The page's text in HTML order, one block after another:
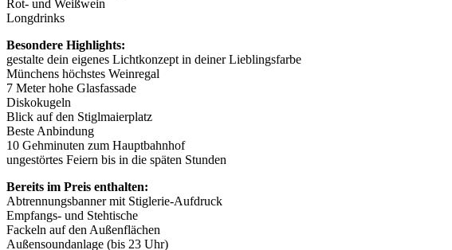
Rot- und Weißwein
Longdrinks
Besondere Highlights:
gestalte dein eigenes Lichtkonzept in deiner Lieblingsfarbe
Münchens höchstes Weinregal
7 Meter hohe Glasfassade
Diskokugeln
Blick auf den Stiglmaierplatz
Beste Anbindung
10 Gehminuten zum Hauptbahnhof
ungestörtes Feiern bis in die späten Stunden
Bereits im Preis enthalten:
Abtrennungsbanner mit Stiglerie-Aufdruck
Empfangs- und Stehtische
Fackeln auf den Außenflächen
Außensoundanlage (bis 23 Uhr)